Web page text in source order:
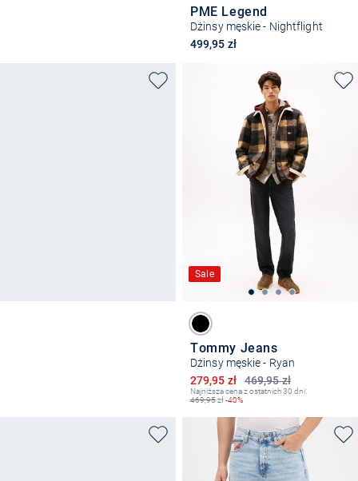
PME Legend
Dżinsy męskie - Nightflight
499,95 zł
Sale
Tommy Jeans
Dżinsy męskie - Ryan
469,95 zł
Obniżona cena
279,95 zł
Najniższa cena z ostatnich 30 dni:
469,95zł-40%